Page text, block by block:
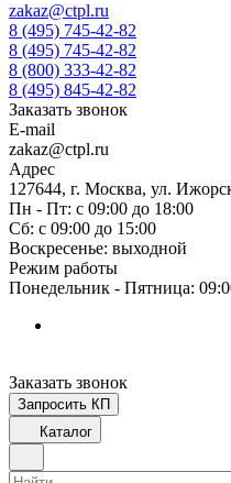
zakaz@ctpl.ru
8 (495) 745-42-82
8 (495) 745-42-82
8 (800) 333-42-82
8 (495) 845-42-82
Заказать звонок
E-mail
zakaz@ctpl.ru
Адрес
127644, г. Москва, ул.
Пн - Пт: с 09:00 до 18:00
Сб: с 09:00 до 15:00
Воскресенье: выходной
Режим работы
Понедельник - Пятница:
Заказать звонок
Запросить КП
Каталог